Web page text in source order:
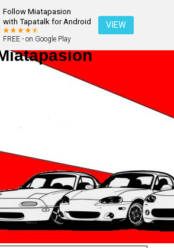
Follow Miatapasion
with Tapatalk for Android
FREE - on Google Play
VIEW